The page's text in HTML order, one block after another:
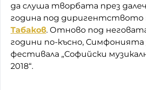
да слуша творбата през
година под диригентството
Табаков. Отново под неговата
години по-късно, Симфонията
фестивала „Софийски
2018“.